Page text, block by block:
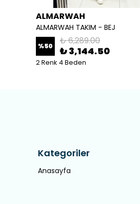
ALMARWAH
ALMARWAH TAKIM - BEJ
%50 ₺ 6,289.00
₺ 3,144.50
2 Renk 4 Beden
Kategoriler
Anasayfa